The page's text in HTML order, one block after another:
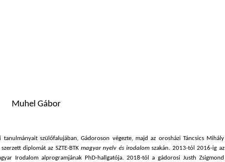
Muhel Gábor
szülőfalujában, Gádoroson végezte, majd az orosházi Táncsics Mihály
diplomát az SZTE-BTKmagyar nyelv és irodalom szakán. 2013-tól 2016-ig az
Irodalom alprogramjának PhD-hallgatója. 2018-tól a gádorosi Justh Zsigmond